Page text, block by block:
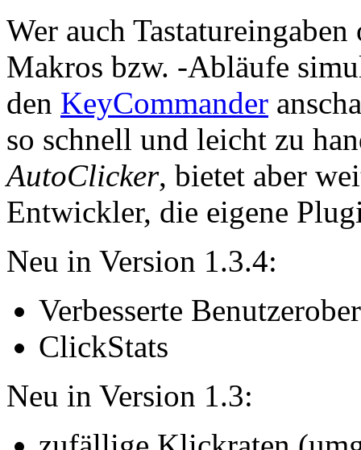
Wer auch
Makros bzw. -Abläufe
den KeyCommander
so schnell und leicht zu
AutoClicker, bietet aber
Entwickler, die eigene
Neu in Version 1.3.4:
Verbesserte
ClickStats
Neu in Version 1.3: